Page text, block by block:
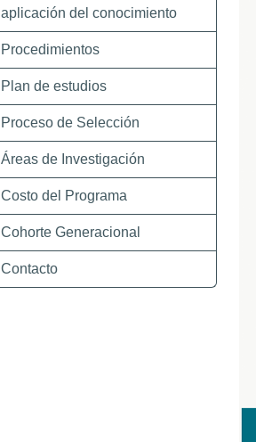
aplicación del conocimiento
Procedimientos
Plan de estudios
Proceso de Selección
Áreas de Investigación
Costo del Programa
Cohorte Generacional
Contacto